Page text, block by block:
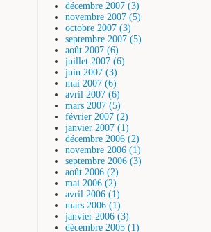
décembre 2007 (3)
novembre 2007 (5)
octobre 2007 (3)
septembre 2007 (5)
août 2007 (6)
juillet 2007 (6)
juin 2007 (3)
mai 2007 (6)
avril 2007 (6)
mars 2007 (5)
février 2007 (2)
janvier 2007 (1)
décembre 2006 (2)
novembre 2006 (1)
septembre 2006 (3)
août 2006 (2)
mai 2006 (2)
avril 2006 (1)
mars 2006 (1)
janvier 2006 (3)
décembre 2005 (1)